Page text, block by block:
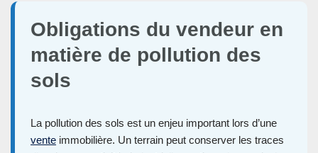
Obligations du vendeur en
matière de pollution des
sols
La pollution des sols est un enjeu important lors d’une
vente immobilière. Un terrain peut conserver les traces